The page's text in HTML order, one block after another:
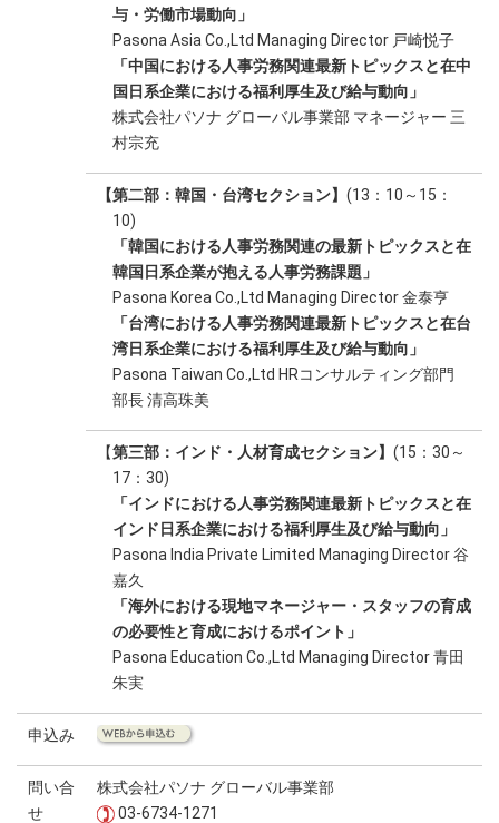
与・労働市場動向」
Pasona Asia Co.,Ltd Managing Director 戸崎悦子
「中国における人事労務関連最新トピックスと在中
国日系企業における福利厚生及び給与動向」
株式会社パソナ グローバル事業部 マネージャー 三
村宗充
【第二部：韓国・台湾セクション】 (13：10～15：
10)
「韓国における人事労務関連の最新トピックスと在
韓国日系企業が抱える人事労務課題」
Pasona Korea Co.,Ltd Managing Director 金泰亨
「台湾における人事労務関連最新トピックスと在台
湾日系企業における福利厚生及び給与動向」
Pasona Taiwan Co.,Ltd HRコンサルティング部門
部長 清高珠美
【第三部：インド・人材育成セクション】 (15：30～
17：30)
「インドにおける人事労務関連最新トピックスと在
インド日系企業における福利厚生及び給与動向」
Pasona India Private Limited Managing Director 谷
嘉久
「海外における現地マネージャー・スタッフの育成
の必要性と育成におけるポイント」
Pasona Education Co.,Ltd Managing Director 青田
朱実
申込み
問い合
せ
株式会社パソナ グローバル事業部
03-6734-1271